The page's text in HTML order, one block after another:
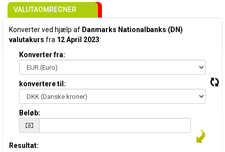
VALUTAOMREGNER
Konverter ved hjælp af Danmarks Nationalbanks (DN)
valutakurs fra 12 April 2023:
Konverter fra:
konvertere til:
Beløb:
Resultat: